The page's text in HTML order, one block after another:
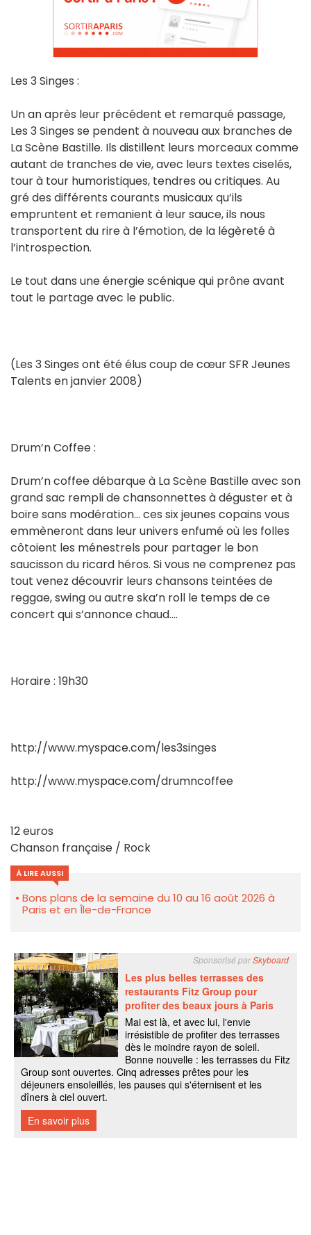
Les 3 Singes :
Un an après leur précédent et remarqué passage,
Les 3 Singes se pendent à nouveau aux branches de
La Scène Bastille. Ils distillent leurs morceaux comme
autant de tranches de vie, avec leurs textes ciselés,
tour à tour humoristiques, tendres ou critiques. Au
gré des différents courants musicaux qu’ils
empruntent et remanient à leur sauce, ils nous
transportent du rire à l’émotion, de la légèreté à
l’introspection.
Le tout dans une énergie scénique qui prône avant
tout le partage avec le public.
(Les 3 Singes ont été élus coup de cœur SFR Jeunes
Talents en janvier 2008)
Drum’n Coffee :
Drum’n coffee débarque à La Scène Bastille avec son
grand sac rempli de chansonnettes à déguster et à
boire sans modération… ces six jeunes copains vous
emmèneront dans leur univers enfumé où les folles
côtoient les ménestrels pour partager le bon
saucisson du ricard héros. Si vous ne comprenez pas
tout venez découvrir leurs chansons teintées de
reggae, swing ou autre ska’n roll le temps de ce
concert qui s’annonce chaud….
Horaire : 19h30
http://www.myspace.com/les3singes
http://www.myspace.com/drumncoffee
12 euros
Chanson française / Rock
À LIRE AUSSI
Bons plans de la semaine du 10 au 16 août 2026 à
Paris et en Île-de-France